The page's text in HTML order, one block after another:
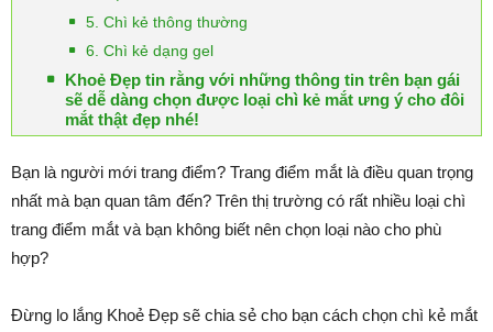
5. Chì kẻ thông thường
6. Chì kẻ dạng gel
Khoẻ Đẹp tin rằng với những thông tin trên bạn gái
sẽ dễ dàng chọn được loại chì kẻ mắt ưng ý cho đôi
mắt thật đẹp nhé!
Bạn là người mới trang điểm? Trang điểm mắt là điều quan trọng
nhất mà bạn quan tâm đến? Trên thị trường có rất nhiều loại chì
trang điểm mắt và bạn không biết nên chọn loại nào cho phù
hợp?
Đừng lo lắng Khoẻ Đẹp sẽ chia sẻ cho bạn cách chọn chì kẻ mắt